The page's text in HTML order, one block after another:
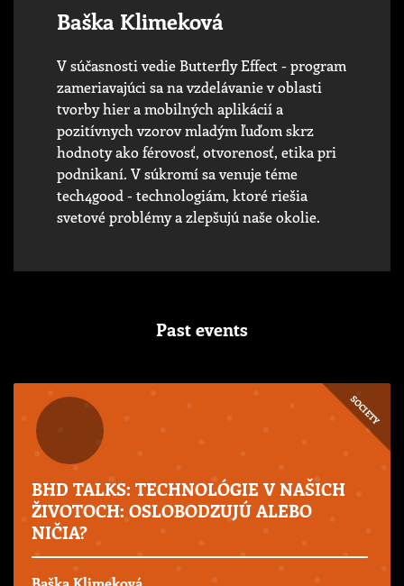
Baška Klimeková
V súčasnosti vedie Butterfly Effect - program
zameriavajúci sa na vzdelávanie v oblasti
tvorby hier a mobilných aplikácií a
pozitívnych vzorov mladým ľuďom skrz
hodnoty ako férovosť, otvorenosť, etika pri
podnikaní. V súkromí sa venuje téme
tech4good - technologiám, ktoré riešia
svetové problémy a zlepšujú naše okolie.
Past events
SOCIETY
BHD TALKS: TECHNOLÓGIE V NAŠICH
ŽIVOTOCH: OSLOBODZUJÚ ALEBO
NIČIA?